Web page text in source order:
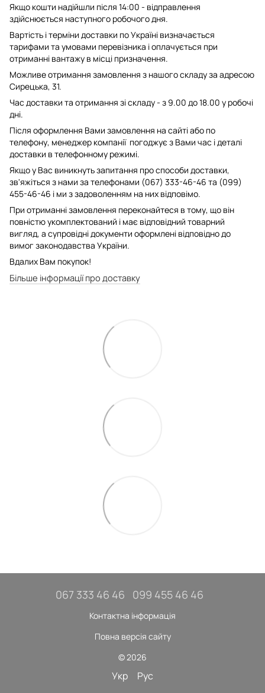
Якщо кошти надійшли після 14:00 - відправлення
здійснюється наступного робочого дня.
Вартість і терміни доставки по Україні визначається
тарифами та умовами перевізника і оплачується при
отриманні вантажу в місці призначення.
Можливе отримання замовлення з нашого складу за адресою
Сирецька, 31.
Час доставки та отримання зі складу - з 9.00 до 18.00 у робочі
дні.
Після оформлення Вами замовлення на сайті або по
телефону, менеджер компанії погоджує з Вами час і деталі
доставки в телефонному режимі.
Якщо у Вас виникнуть запитання про способи доставки,
зв'яжіться з нами за телефонами (067) 333-46-46 та (099)
455-46-46 і ми з задоволенням на них відповімо.
При отриманні замовлення переконайтеся в тому, що він
повністю укомплектований і має відповідний товарний
вигляд, а супровідні документи оформлені відповідно до
вимог законодавства України.
Вдалих Вам покупок!
Більше інформації про доставку
067 333 46 46 099 455 46 46
Контактна інформація
Повна версія сайту
© 2026
Укр Рус